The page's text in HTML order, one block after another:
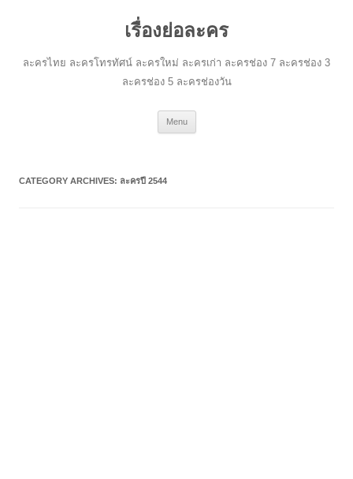
เรื่องย่อละคร
ละครไทย ละครโทรทัศน์ ละครใหม่ ละครเก่า ละครช่อง 7 ละครช่อง 3
ละครช่อง 5 ละครช่องวัน
Menu
CATEGORY ARCHIVES: ละครปี 2544